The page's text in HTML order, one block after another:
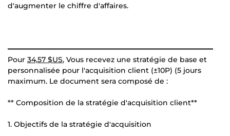
d'augmenter le chiffre d'affaires.
════════════════════════════════════════
Pour 34,57 $US, Vous recevez une stratégie de base et
personnalisée pour l'acquisition client (±10P) (5 jours
maximum. Le document sera composé de :
** Composition de la stratégie d'acquisition client**
1. Objectifs de la stratégie d'acquisition